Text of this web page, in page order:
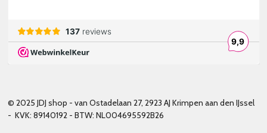
© 2025 JDJ shop - van Ostadelaan 27, 2923 AJ Krimpen aan den IJssel
- KVK: 89140192 - BTW: NL004695592B26